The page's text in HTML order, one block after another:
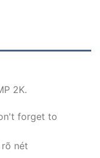
2K.
forget to
rõ nét